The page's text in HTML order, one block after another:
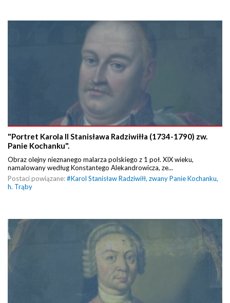
"Portret Karola II Stanisława Radziwiłła (1734-1790) zw.
Panie Kochanku".
Obraz olejny nieznanego malarza polskiego z 1 poł. XIX wieku,
namalowany według Konstantego Alekandrowicza, ze...
Postaci powiązane:#Karol Stanisław Radziwiłł, zwany Panie Kochanku,
h. Trąby